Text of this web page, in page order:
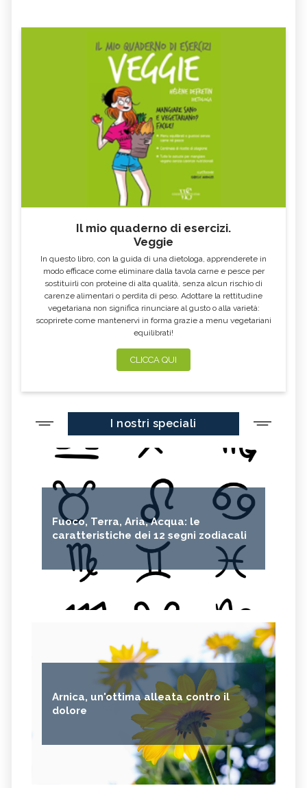
Il mio quaderno di esercizi.
Veggie
In questo libro, con la guida di una dietologa, apprenderete in
modo efficace come eliminare dalla tavola carne e pesce per
sostituirli con proteine di alta qualità, senza alcun rischio di
carenze alimentari o perdita di peso. Adottare la rettitudine
vegetariana non significa rinunciare al gusto o alla varietà:
scoprirete come mantenervi in forma grazie a menu vegetariani
equilibrati!
CLICCA QUI
I nostri speciali
Fuoco, Terra, Aria, Acqua: le
caratteristiche dei 12 segni zodiacali
Arnica, un'ottima alleata contro il
dolore